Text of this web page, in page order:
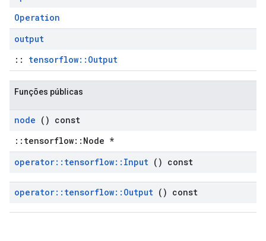
Operation
output
:: tensorflow::Output
Funções públicas
node () const
::tensorflow::Node *
operator:: tensorflow:: Input () const
operator:: tensorflow:: Output () const